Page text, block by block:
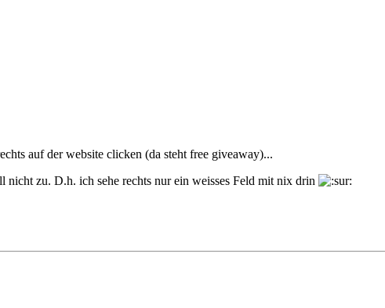
auf der website clicken (da steht free giveaway)...
zu. D.h. ich sehe rechts nur ein weisses Feld mit nix drin